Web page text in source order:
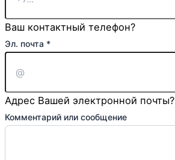
Ваш контактный телефон?
Эл.
почта
Эл. почта *
Адрес Вашей электронной почты?
Комментарий или сообщение